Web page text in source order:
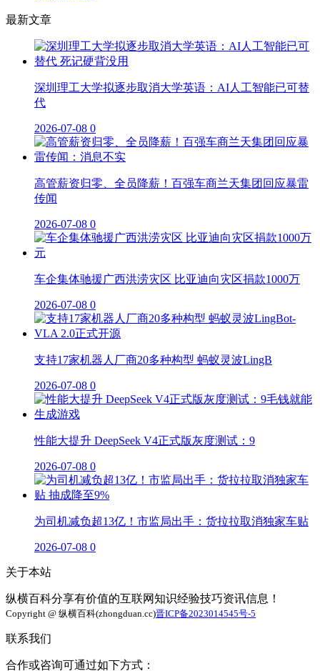
最新文章
深圳理工大学拟逐步取消大学英语：AI人工智能已可替
代
2026-07-08 0
高管薪资归零、全员降薪！百强车商兰天集团回应暴雷
传闻
2026-07-08 0
车企集体驰援广西洪涝灾区 比亚迪向灾区捐款1000万
2026-07-08 0
支持17家机器人厂商20多种构型 蚂蚁灵波LingB
2026-07-08 0
性能大提升 DeepSeek V4正式版灰度测试：9
2026-07-08 0
为司机减负超13亿！市监局出手：货拉拉取消独家车贴
2026-07-08 0
关于本站
纵横百科分享有价值的互联网知识经验技巧资讯信息！
Copyright @ 纵横百科(zhongduan.cc)晋ICP备2023014545号-5
联系我们
合作或咨询可通过如下方式：